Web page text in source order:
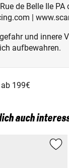
de Belle Ile
|
und innere
aufbewahren.
199€
auch